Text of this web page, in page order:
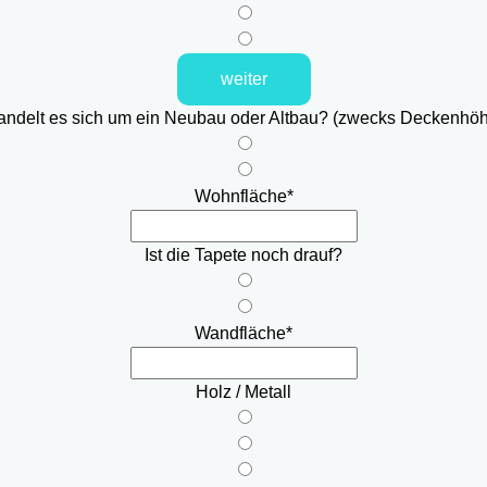
weiter
es sich um ein Neubau oder Altbau? (zwecks
Wohnfläche*
Ist die Tapete noch drauf?
Wandfläche*
Holz / Metall